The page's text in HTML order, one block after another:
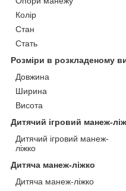
Колір
Стан
Стать
Розміри в розкладеному
Довжина
Ширина
Висота
Дитячий ігровий манеж-
Дитячий ігровий манеж-
ліжко
Дитяча манеж-ліжко
Дитяча манеж-ліжко